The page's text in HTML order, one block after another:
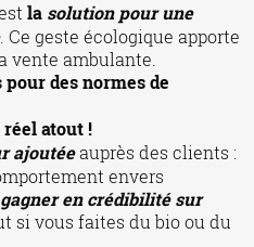
la solution pour une
. Ce geste écologique apporte
vente ambulante.
pour des normes de
réel atout !
ajoutéeauprès des clients :
envers
en crédibilité sur
si vous faites du bio ou du